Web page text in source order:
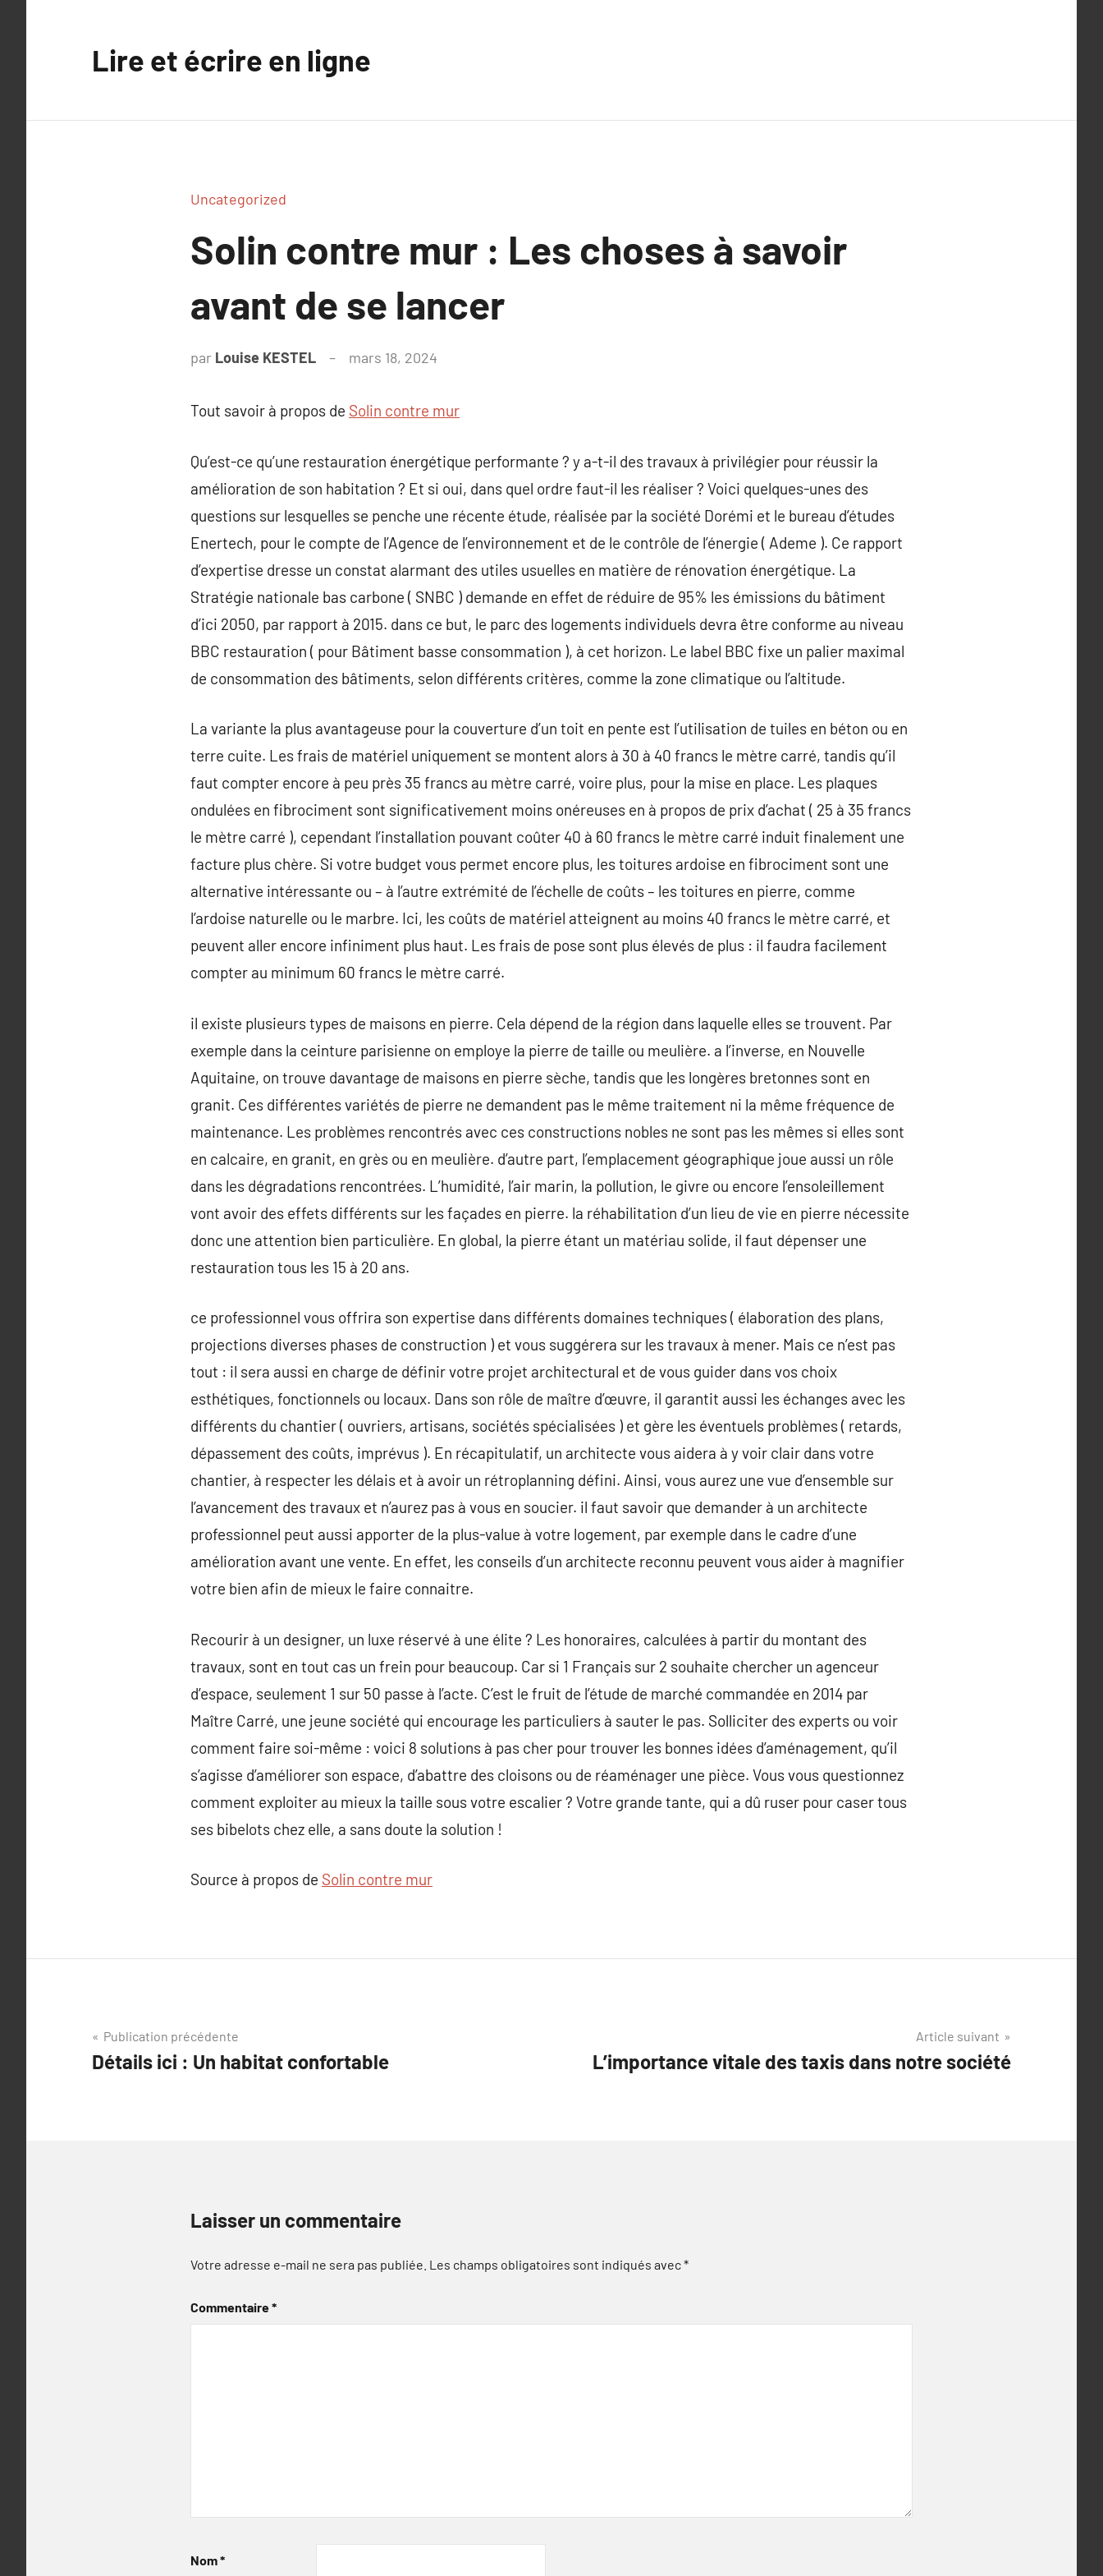
Lire et écrire en ligne
Uncategorized
Solin contre mur : Les choses à savoir
avant de se lancer
par Louise KESTEL mars 18, 2024
Tout savoir à propos de Solin contre mur
Qu’est-ce qu’une restauration énergétique performante ? y a-t-il des travaux à privilégier pour réussir la
amélioration de son habitation ? Et si oui, dans quel ordre faut-il les réaliser ? Voici quelques-unes des
questions sur lesquelles se penche une récente étude, réalisée par la société Dorémi et le bureau d’études
Enertech, pour le compte de l’Agence de l’environnement et de le contrôle de l’énergie ( Ademe ). Ce rapport
d’expertise dresse un constat alarmant des utiles usuelles en matière de rénovation énergétique. La
Stratégie nationale bas carbone ( SNBC ) demande en effet de réduire de 95% les émissions du bâtiment
d’ici 2050, par rapport à 2015. dans ce but, le parc des logements individuels devra être conforme au niveau
BBC restauration ( pour Bâtiment basse consommation ), à cet horizon. Le label BBC fixe un palier maximal
de consommation des bâtiments, selon différents critères, comme la zone climatique ou l’altitude.
La variante la plus avantageuse pour la couverture d’un toit en pente est l’utilisation de tuiles en béton ou en
terre cuite. Les frais de matériel uniquement se montent alors à 30 à 40 francs le mètre carré, tandis qu’il
faut compter encore à peu près 35 francs au mètre carré, voire plus, pour la mise en place. Les plaques
ondulées en fibrociment sont significativement moins onéreuses en à propos de prix d’achat ( 25 à 35 francs
le mètre carré ), cependant l’installation pouvant coûter 40 à 60 francs le mètre carré induit finalement une
facture plus chère. Si votre budget vous permet encore plus, les toitures ardoise en fibrociment sont une
alternative intéressante ou – à l’autre extrémité de l’échelle de coûts – les toitures en pierre, comme
l’ardoise naturelle ou le marbre. Ici, les coûts de matériel atteignent au moins 40 francs le mètre carré, et
peuvent aller encore infiniment plus haut. Les frais de pose sont plus élevés de plus : il faudra facilement
compter au minimum 60 francs le mètre carré.
il existe plusieurs types de maisons en pierre. Cela dépend de la région dans laquelle elles se trouvent. Par
exemple dans la ceinture parisienne on employe la pierre de taille ou meulière. a l’inverse, en Nouvelle
Aquitaine, on trouve davantage de maisons en pierre sèche, tandis que les longères bretonnes sont en
granit. Ces différentes variétés de pierre ne demandent pas le même traitement ni la même fréquence de
maintenance. Les problèmes rencontrés avec ces constructions nobles ne sont pas les mêmes si elles sont
en calcaire, en granit, en grès ou en meulière. d’autre part, l’emplacement géographique joue aussi un rôle
dans les dégradations rencontrées. L’humidité, l’air marin, la pollution, le givre ou encore l’ensoleillement
vont avoir des effets différents sur les façades en pierre. la réhabilitation d’un lieu de vie en pierre nécessite
donc une attention bien particulière. En global, la pierre étant un matériau solide, il faut dépenser une
restauration tous les 15 à 20 ans.
ce professionnel vous offrira son expertise dans différents domaines techniques ( élaboration des plans,
projections diverses phases de construction ) et vous suggérera sur les travaux à mener. Mais ce n’est pas
tout : il sera aussi en charge de définir votre projet architectural et de vous guider dans vos choix
esthétiques, fonctionnels ou locaux. Dans son rôle de maître d’œuvre, il garantit aussi les échanges avec les
différents du chantier ( ouvriers, artisans, sociétés spécialisées ) et gère les éventuels problèmes ( retards,
dépassement des coûts, imprévus ). En récapitulatif, un architecte vous aidera à y voir clair dans votre
chantier, à respecter les délais et à avoir un rétroplanning défini. Ainsi, vous aurez une vue d’ensemble sur
l’avancement des travaux et n’aurez pas à vous en soucier. il faut savoir que demander à un architecte
professionnel peut aussi apporter de la plus-value à votre logement, par exemple dans le cadre d’une
amélioration avant une vente. En effet, les conseils d’un architecte reconnu peuvent vous aider à magnifier
votre bien afin de mieux le faire connaitre.
Recourir à un designer, un luxe réservé à une élite ? Les honoraires, calculées à partir du montant des
travaux, sont en tout cas un frein pour beaucoup. Car si 1 Français sur 2 souhaite chercher un agenceur
d’espace, seulement 1 sur 50 passe à l’acte. C’est le fruit de l’étude de marché commandée en 2014 par
Maître Carré, une jeune société qui encourage les particuliers à sauter le pas. Solliciter des experts ou voir
comment faire soi-même : voici 8 solutions à pas cher pour trouver les bonnes idées d’aménagement, qu’il
s’agisse d’améliorer son espace, d’abattre des cloisons ou de réaménager une pièce. Vous vous questionnez
comment exploiter au mieux la taille sous votre escalier ? Votre grande tante, qui a dû ruser pour caser tous
ses bibelots chez elle, a sans doute la solution !
Source à propos de Solin contre mur
Navigation
de
Publication précédente
Détails ici : Un habitat confortable
Article suivant
L’importance vitale des taxis dans notre société
Laisser un commentaire
Votre adresse e-mail ne sera pas publiée. Les champs obligatoires sont indiqués avec*
Commentaire*
Nom*